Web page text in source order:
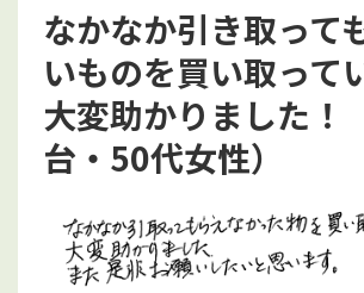
なかなか引き取って
いものを買い取って
大変助かりました！
台・50代女性）